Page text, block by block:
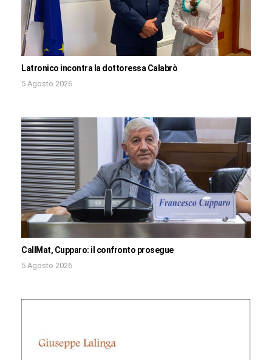
Latronico incontra la dottoressa Calabrò
5 Agosto 2026
CallMat, Cupparo: il confronto prosegue
5 Agosto 2026